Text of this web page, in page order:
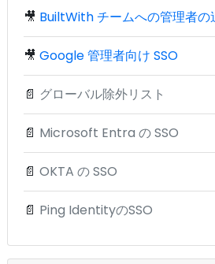
🎥 BuiltWith チームへの管理者の
🎥 Google 管理者向け SSO
📄 グローバル除外リスト
📄 Microsoft Entra の SSO
📄 OKTA の SSO
📄 Ping IdentityのSSO